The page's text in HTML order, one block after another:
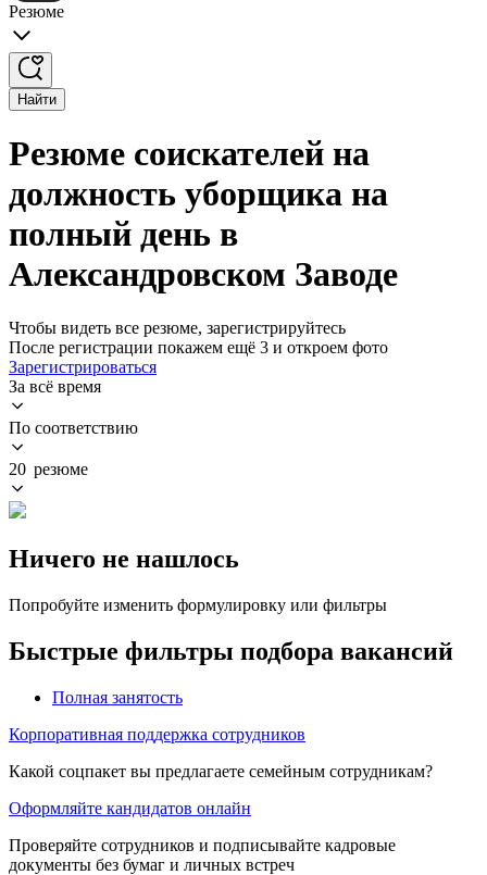
Резюме
Найти
Резюме соискателей на
должность уборщика на
полный день в
Александровском Заводе
Чтобы видеть все резюме, зарегистрируйтесь
После регистрации покажем ещё 3 и откроем фото
Зарегистрироваться
За всё время
По соответствию
20 резюме
Ничего не нашлось
Попробуйте изменить формулировку или фильтры
Быстрые фильтры подбора вакансий
Полная занятость
Корпоративная поддержка сотрудников
Какой соцпакет вы предлагаете семейным сотрудникам?
Оформляйте кандидатов онлайн
Проверяйте сотрудников и подписывайте кадровые
документы без бумаг и личных встреч